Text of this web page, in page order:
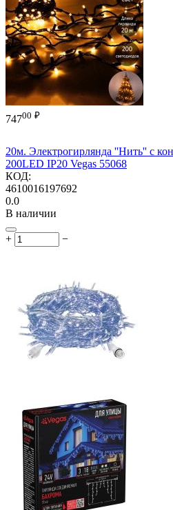
74700 ₽
20м. Электрогирлянда ''Нить'' с
200LED IP20 Vegas 55068
КОД:
4610016197692
0.0
В наличии
+ −